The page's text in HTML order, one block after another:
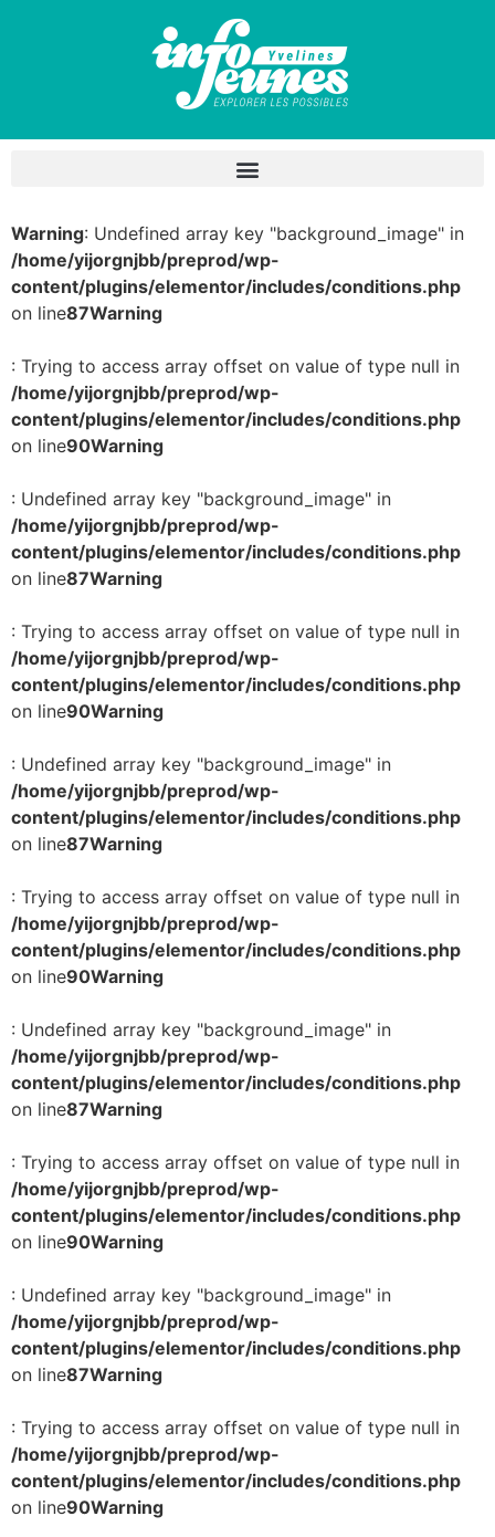
Warning: Undefined array key "background_image" in
/home/yijorgnjbb/preprod/wp-
content/plugins/elementor/includes/conditions.php
on line87Warning
: Trying to access array offset on value of type null in
/home/yijorgnjbb/preprod/wp-
content/plugins/elementor/includes/conditions.php
on line90Warning
: Undefined array key "background_image" in
/home/yijorgnjbb/preprod/wp-
content/plugins/elementor/includes/conditions.php
on line87Warning
: Trying to access array offset on value of type null in
/home/yijorgnjbb/preprod/wp-
content/plugins/elementor/includes/conditions.php
on line90Warning
: Undefined array key "background_image" in
/home/yijorgnjbb/preprod/wp-
content/plugins/elementor/includes/conditions.php
on line87Warning
: Trying to access array offset on value of type null in
/home/yijorgnjbb/preprod/wp-
content/plugins/elementor/includes/conditions.php
on line90Warning
: Undefined array key "background_image" in
/home/yijorgnjbb/preprod/wp-
content/plugins/elementor/includes/conditions.php
on line87Warning
: Trying to access array offset on value of type null in
/home/yijorgnjbb/preprod/wp-
content/plugins/elementor/includes/conditions.php
on line90Warning
: Undefined array key "background_image" in
/home/yijorgnjbb/preprod/wp-
content/plugins/elementor/includes/conditions.php
on line87Warning
: Trying to access array offset on value of type null in
/home/yijorgnjbb/preprod/wp-
content/plugins/elementor/includes/conditions.php
on line90Warning